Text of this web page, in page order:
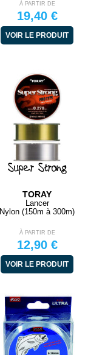
À PARTIR DE
19,40 €
VOIR LE PRODUIT
Super Strong
TORAY
Lancer
Nylon (150m à 300m)
À PARTIR DE
12,90 €
VOIR LE PRODUIT